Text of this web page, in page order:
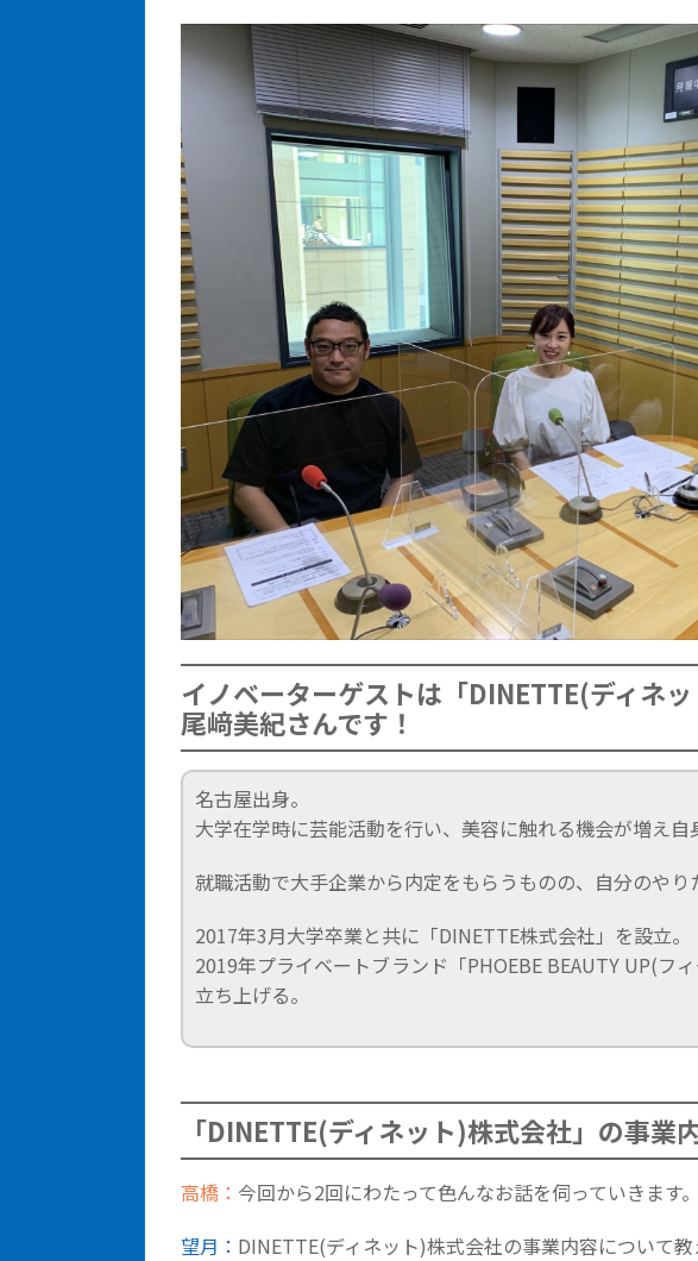
イノベーターゲストは「DINETTE(ディネ
尾﨑美紀さんです！
名古屋出身。
大学在学時に芸能活動を行い、美容に触れる機会が増え自
就職活動で大手企業から内定をもらうものの、自分のやり
2017年3月大学卒業と共に「DINETTE株式会社」を設立。
2019年プライベートブランド「PHOEBE BEAUTY UP(フ
立ち上げる。
「DINETTE(ディネット)株式会社」の事業
高橋： 今回から2回にわたって色んなお話を伺っていきます。
望月： DINETTE(ディネット)株式会社の事業内容について教